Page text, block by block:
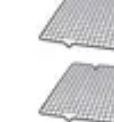
ConseilsTutorialRecettes
Gâteaux Maison